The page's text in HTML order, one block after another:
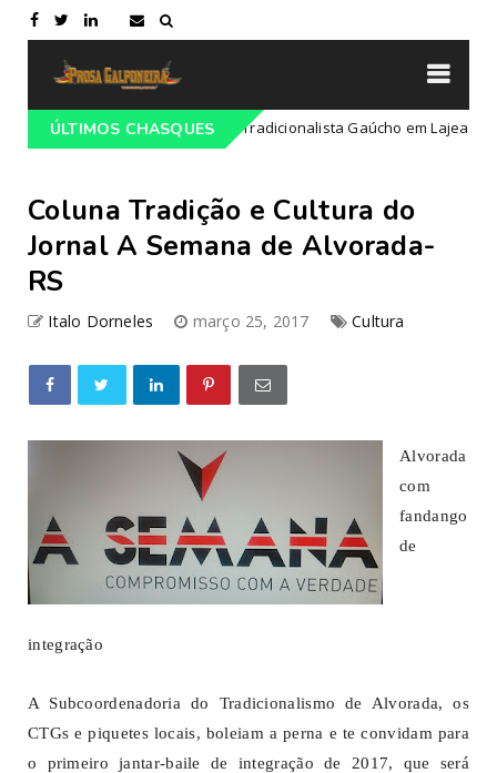
ÚLTIMOS CHASQUES
do 68º Congresso Tradicionalista Gaúcho em Lajeado-RS
Coluna Tradição e Cultura do
Jornal A Semana de Alvorada-
RS
Italo Dorneles março 25, 2017 Cultura
Alvorada
com
fandango
de
integração
A Subcoordenadoria do Tradicionalismo de Alvorada, os
CTGs e piquetes locais, boleiam a perna e te convidam para
o primeiro jantar-baile de integração de 2017, que será